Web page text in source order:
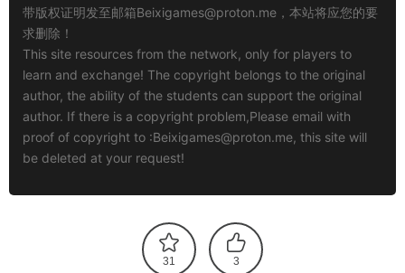
带版权证明发至邮箱Beixigames@proton.me ，本站将应您的要
求删除！
This site resources from the network, only for players to
learn and exchange! The copyright belongs to the original
author, the ability of the students can support the original
author. If there is a copyright problem,Please email with
proof of copyright to :Beixigames@proton.me, this site will
be deleted at your request!
31 3